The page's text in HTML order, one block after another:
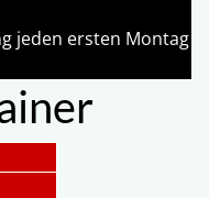
jeden ersten Montag